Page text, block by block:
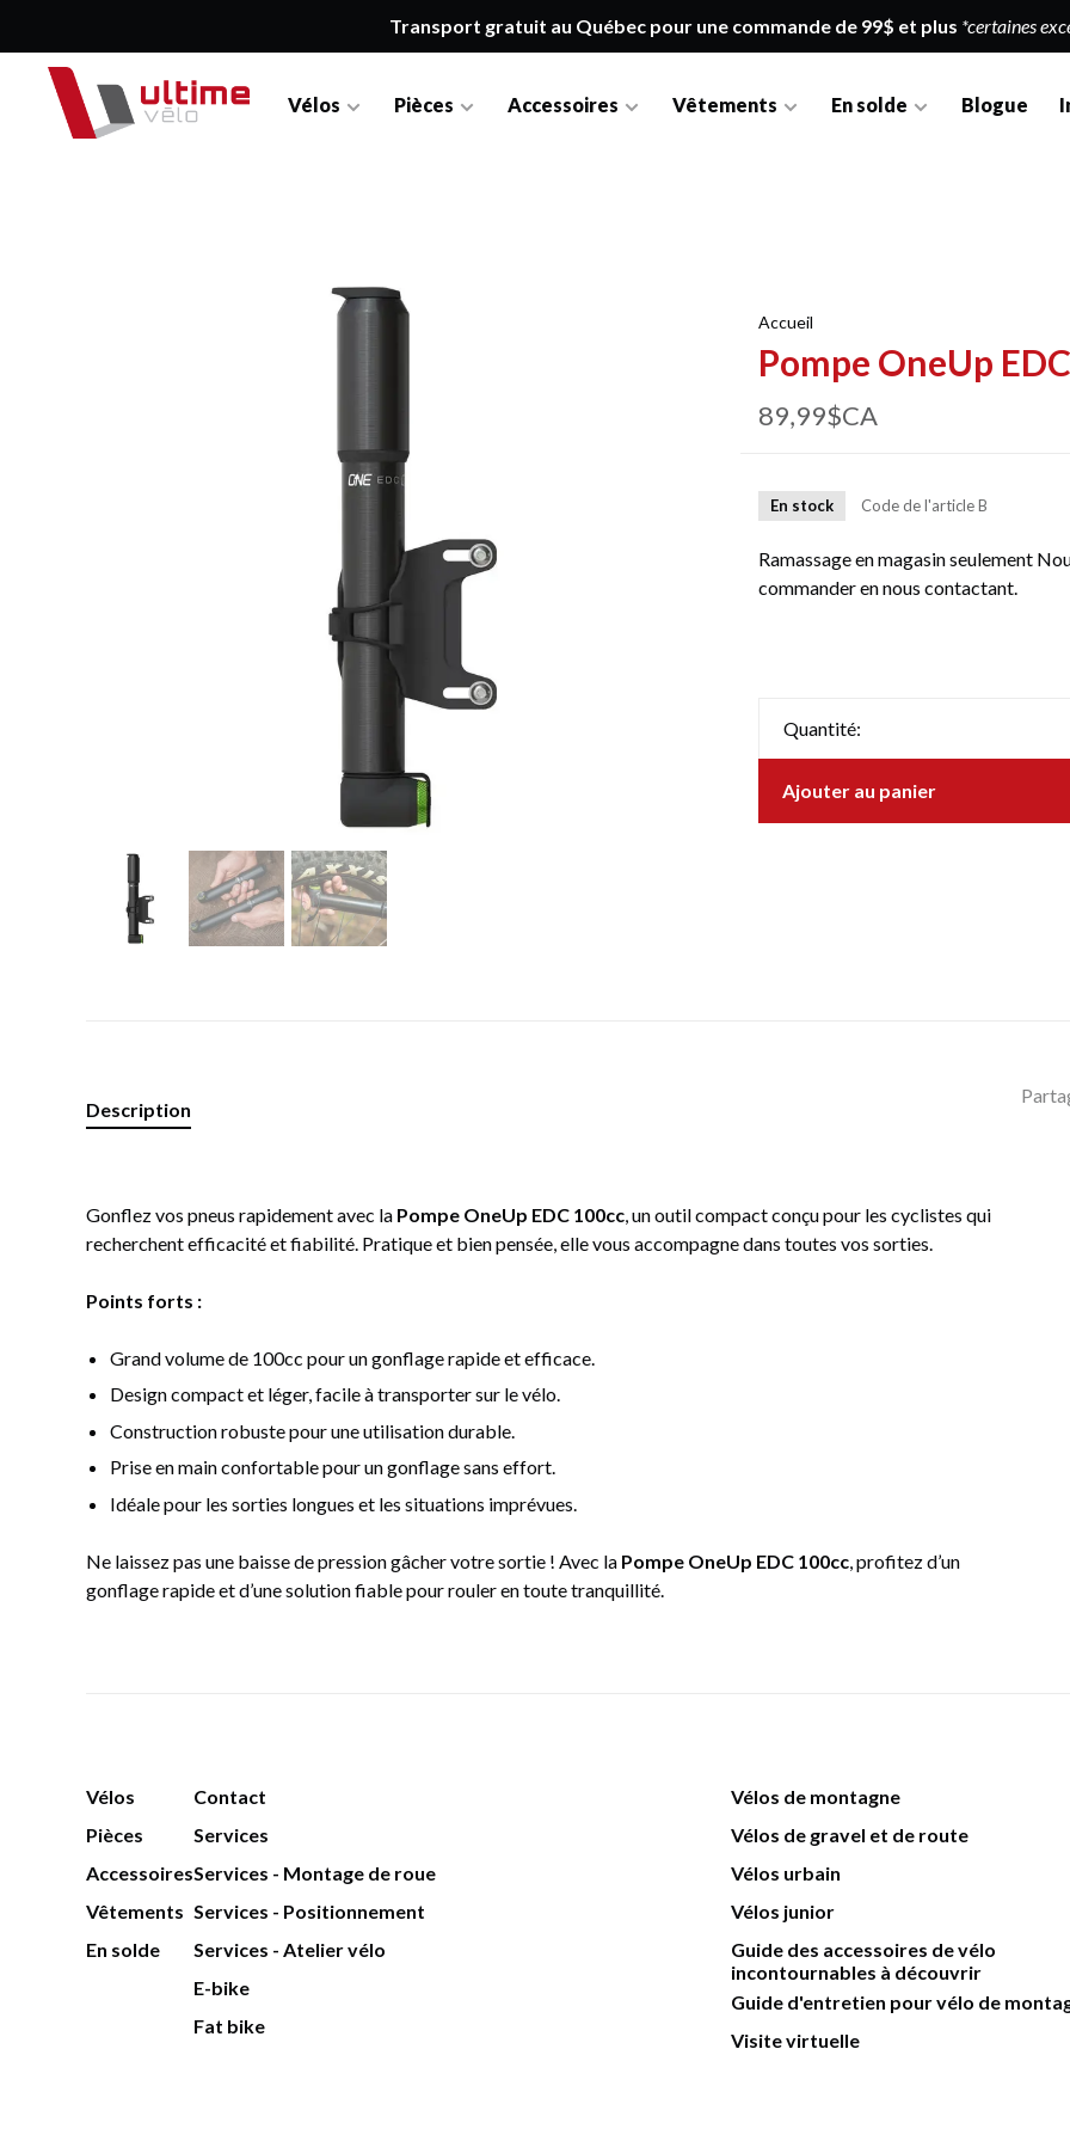
Transport gratuit au Québec pour une commande de 99$ et plus *certaines
Vélos Pièces Accessoires Vêtements En solde Blogue
Accueil
Pompe OneUp
89,99$CA
En stock Code de l'articleB
Ramassage en magasin seulement
commander en nous contactant.
Quantité:
Ajouter au panier
Description
Gonflez vos pneus rapidement avec la Pompe OneUp EDC 100cc, un outil compact conçu pour les cyclistes qui
recherchent efficacité et fiabilité. Pratique et bien pensée, elle vous accompagne dans toutes vos sorties.
Points forts :
Grand volume de 100cc pour un gonflage rapide et efficace.
Design compact et léger, facile à transporter sur le vélo.
Construction robuste pour une utilisation durable.
Prise en main confortable pour un gonflage sans effort.
Idéale pour les sorties longues et les situations imprévues.
Ne laissez pas une baisse de pression gâcher votre sortie ! Avec la Pompe OneUp EDC 100cc , profitez d’un
gonflage rapide et d’une solution fiable pour rouler en toute tranquillité.
Vélos
Pièces
Accessoires
Vêtements
En solde
Contact
Services
Services - Montage de roue
Services - Positionnement
Services - Atelier vélo
E-bike
Fat bike
Vélos de montagne
Vélos de gravel et de route
Vélos urbain
Vélos junior
Guide des accessoires de vélo
incontournables à découvrir
Guide d'entretien pour vélo de
Visite virtuelle